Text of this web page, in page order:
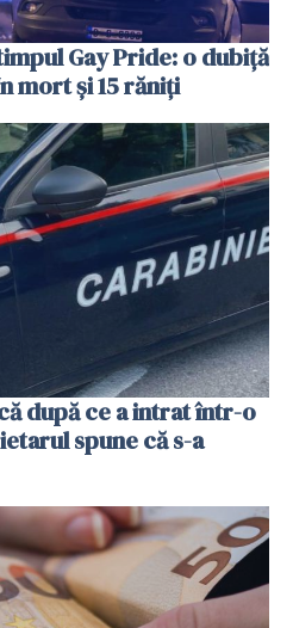
Gay Pride: o dubiță
mort și 15 răniți
după ce a intrat într-o
spune că s-a